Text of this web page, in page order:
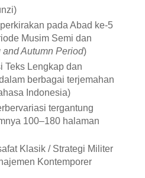
pada Abad ke-5
Musim Semi dan
and Autumn Period)
Teks Lengkap dan
berbagai terjemahan
Indonesia)
tergantung
100–180 halaman
Klasik / Strategi Militer
Kontemporer